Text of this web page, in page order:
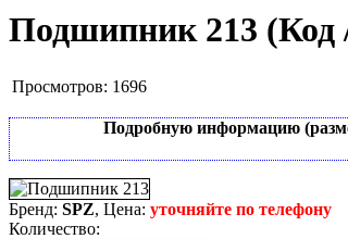
Подшипник 213
Просмотров: 1696
Подробную информацию
Бренд: SPZ, Цена: уточняйте по телефону
Количество: